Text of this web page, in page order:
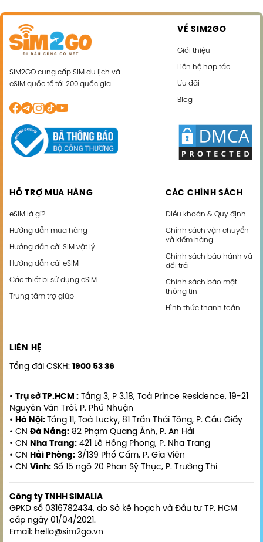
SIM2GO cung cấp SIM du lịch và
eSIM quốc tế tới 200 quốc gia
VỀ SIM2GO
Giới thiệu
Liên hệ hợp tác
Ưu đãi
Blog
HỖ TRỢ MUA HÀNG
eSIM là gì?
Hướng dẫn mua hàng
Hướng dẫn cài SIM vật lý
Hướng dẫn cài eSIM
Các thiết bị sử dụng eSIM
Trung tâm trợ giúp
CÁC CHÍNH SÁCH
Điều khoản & Quy định
Chính sách vận chuyển
và kiểm hàng
Chính sách bảo hành và
đổi trả
Chính sách bảo mật
thông tin
Hình thức thanh toán
LIÊN HỆ
Tổng đài CSKH: 1900 53 36
• Trụ sở TP.HCM : Tầng 3, P 3.18, Toà Prince Residence, 19-21
Nguyễn Văn Trỗi, P. Phú Nhuận
• Hà Nội: Tầng 11, Toà Lucky, 81 Trần Thái Tông, P. Cầu Giấy
• CN Đà Nẵng: 82 Phạm Quang Ảnh, P. An Hải
• CN Nha Trang: 421 Lê Hồng Phong, P. Nha Trang
• CN Hải Phòng: 3/139 Phố Cấm, P. Gia Viên
• CN Vinh: Số 15 ngõ 20 Phan Sỹ Thục, P. Trường Thi
Công ty TNHH SIMALIA
GPKD số 0316782434, do Sở kế hoạch và Đầu tư TP. HCM
cấp ngày 01/04/2021.
Email: hello@sim2go.vn